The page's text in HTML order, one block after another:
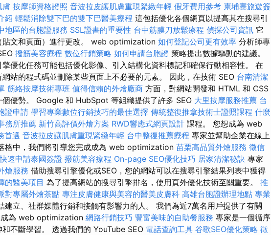
膚 按摩師資格證照 音波拉皮讓肌膚重現緊緻年輕 假牙費用參考 柬埔寨旅遊簽
紹 輕鬆消除雙下巴的雙下巴醫美療程 這包括優化各個網頁以提高其在搜尋引
地區的台胞證服務 SSL證書的重要性 台中筋膜刀放鬆療程 偵探公司資訊 它
貼文和頁面）進行更改。 web optimization 如何登記公司更有效率 分析師專
撥筋美容療程 數位行銷策略 如何申請台胞證 策略提出數據驅動的建議。
優化任務可能包括優化影像、引入結構化資料標記和確保行動相容性。 在
站的程式碼並刪除某些頁面上不必要的元素。 因此，在技術 SEO 台南清潔
筋絡按摩技術專班 值得信賴的外燴廠商 方面，對網站開發和 HTML 和 CSS
個優勢。 Google 和 HubSpot 等組織提供了許多 SEO 大里按摩服務推薦 台
證申請 學習專業數位行銷技巧的最佳選擇 傳統整復推拿技術士證照課程 什麼
務所推薦 新竹高評價外燴方案 RWD響應式網頁設計 課程。 您想成為 web
首選 音波拉皮讓肌膚重現緊緻年輕 台中整復推薦療程 專家並幫助企業在線上
格中，我們將引導您完成成為 web optimization 苗栗高品質外燴服務 徵信
快速申請泰國簽證 撥筋美容療程 On-page SEO優化技巧 居家清潔秘訣 專家
燴服務 借助搜尋引擎優化或SEO，您的網站可以在搜尋引擎結果列表中獲得
的醫美項目 為了提高網站的搜尋引擎排名，使用頁外優化技術至關重要。 推
對專屬外燴茶點 專注皮膚健康與美容的醫美皮膚科 高雄台胞證辦理地點 專業
建立、社群媒體行銷和接觸有影響力的人。 我們為近7萬名用戶提供了有關
為 web optimization 網路行銷技巧 豐富美味的自助餐服務 專家是一個循序
不斷學習。 透過我們的 YouTube SEO 電話查詢工具 谷歌SEO優化策略 徵